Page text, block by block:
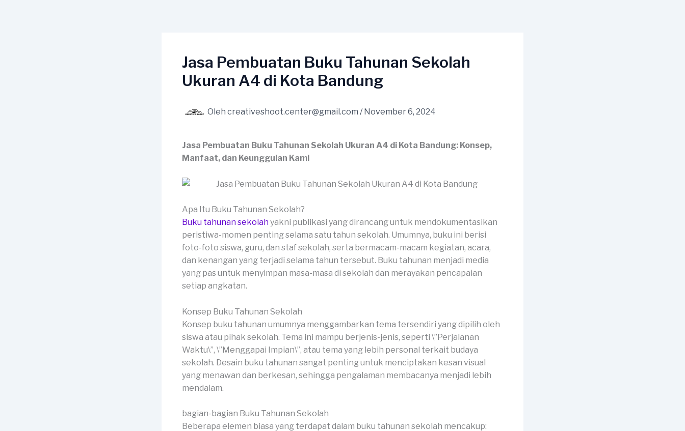
Jasa Pembuatan Buku Tahunan Sekolah
Ukuran A4 di Kota Bandung
Oleh creativeshoot.center@gmail.com / November 6, 2024
Jasa Pembuatan Buku Tahunan Sekolah Ukuran A4 di Kota Bandung: Konsep,
Manfaat, dan Keunggulan Kami
Apa Itu Buku Tahunan Sekolah?
Buku tahunan sekolahyakni publikasi yang dirancang untuk mendokumentasikan
peristiwa-momen penting selama satu tahun sekolah. Umumnya, buku ini berisi
foto-foto siswa, guru, dan staf sekolah, serta bermacam-macam kegiatan, acara,
dan kenangan yang terjadi selama tahun tersebut. Buku tahunan menjadi media
yang pas untuk menyimpan masa-masa di sekolah dan merayakan pencapaian
setiap angkatan.
Konsep Buku Tahunan Sekolah
Konsep buku tahunan umumnya menggambarkan tema tersendiri yang dipilih oleh
siswa atau pihak sekolah. Tema ini mampu berjenis-jenis, seperti \”Perjalanan
Waktu\”, \”Menggapai Impian\”, atau tema yang lebih personal terkait budaya
sekolah. Desain buku tahunan sangat penting untuk menciptakan kesan visual
yang menawan dan berkesan, sehingga pengalaman membacanya menjadi lebih
mendalam.
bagian-bagian Buku Tahunan Sekolah
Beberapa elemen biasa yang terdapat dalam buku tahunan sekolah mencakup: